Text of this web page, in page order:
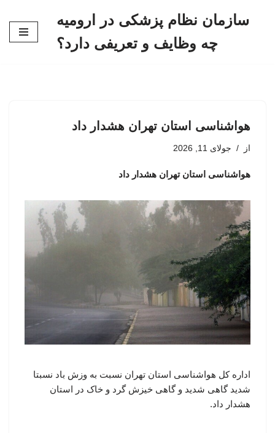
سازمان نظام پزشکی در ارومیه
چه وظایف و تعریفی دارد؟
هواشناسی استان تهران هشدار داد
از جولای 11, 2026
هواشناسی استان تهران هشدار داد
اداره کل هواشناسی استان تهران نسبت به وزش باد نسبتا
شدید گاهی شدید و گاهی خیزش گرد و خاک در استان
هشدار داد.